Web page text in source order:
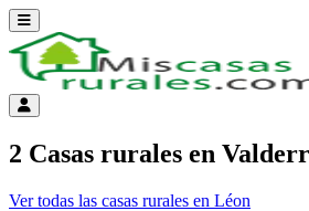
Abrir menú
Menú de cuenta
2 Casas rurales en
Ver todas las casas rurales en Léon